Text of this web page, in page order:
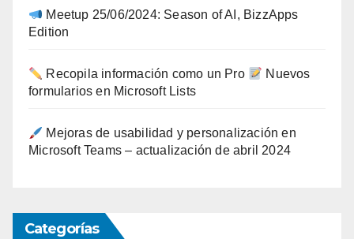
Meetup 25/06/2024: Season of AI, BizzApps
Edition
Recopila información como un Pro
Nuevos
formularios en Microsoft Lists
Mejoras de usabilidad y personalización en
Microsoft Teams – actualización de abril 2024
Categorías